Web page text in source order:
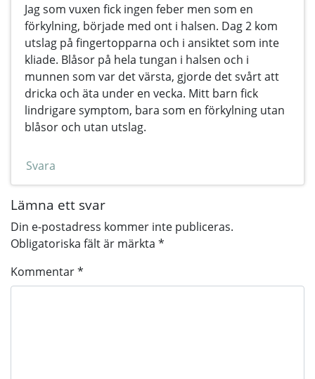
Jag som vuxen fick ingen feber men som en
förkylning, började med ont i halsen. Dag 2 kom
utslag på fingertopparna och i ansiktet som inte
kliade. Blåsor på hela tungan i halsen och i
munnen som var det värsta, gjorde det svårt att
dricka och äta under en vecka. Mitt barn fick
lindrigare symptom, bara som en förkylning utan
blåsor och utan utslag.
Svara
Lämna ett svar
Din e-postadress kommer inte publiceras.
Obligatoriska fält är märkta *
Kommentar*